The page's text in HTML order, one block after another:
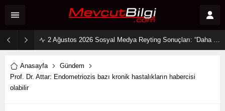
2 Ağustos 2026 Sosyal Medya Reyting Sonuçları: “Daha 17” Ekranlara Ambargo Koydu!
Anasayfa
Gündem
Prof. Dr. Attar: Endometriozis bazı kronik hastalıkların habercisi
olabilir